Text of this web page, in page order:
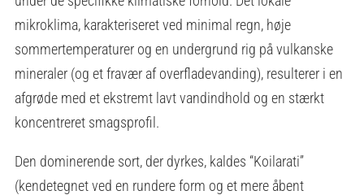
mikroklima, karakteriseret ved minimal regn, høje
sommertemperaturer og en undergrund rig på vulkanske
mineraler (og et fravær af overfladevanding), resulterer i en
afgrøde med et ekstremt lavt vandindhold og en stærkt
koncentreret smagsprofil.
Den dominerende sort, der dyrkes, kaldes “Koilarati”
(kendetegnet ved en rundere form og et mere åbent